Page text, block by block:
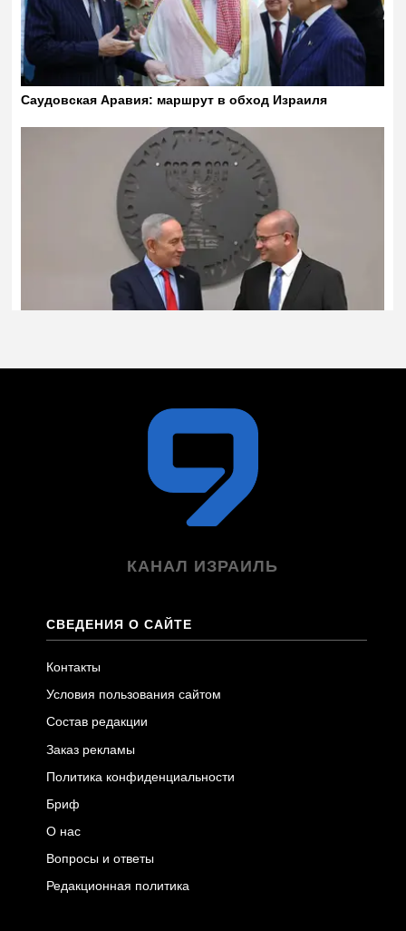
КАНАЛ ИЗРАИЛЬ
СВЕДЕНИЯ О САЙТЕ
Контакты
Условия пользования сайтом
Состав редакции
Заказ рекламы
Политика конфиденциальности
Бриф
О нас
Вопросы и ответы
Редакционная политика